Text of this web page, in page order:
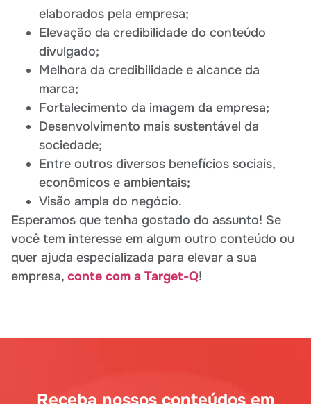
elaborados pela empresa;
Elevação da credibilidade do conteúdo
divulgado;
Melhora da credibilidade e alcance da
marca;
Fortalecimento da imagem da empresa;
Desenvolvimento mais sustentável da
sociedade;
Entre outros diversos benefícios sociais,
econômicos e ambientais;
Visão ampla do negócio.
Esperamos que tenha gostado do assunto! Se
você tem interesse em algum outro conteúdo ou
quer ajuda especializada para elevar a sua
empresa, conte com a Target-Q!